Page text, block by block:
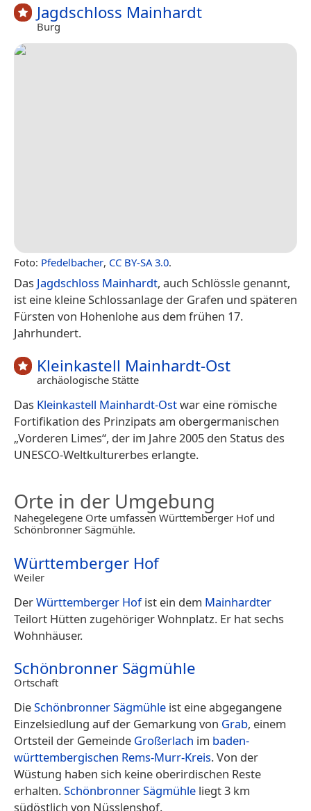
Jagdschloss Mainhardt
Burg
Foto: Pfedelbacher, CC BY-SA 3.0.
Das Jagdschloss Mainhardt, auch Schlössle genannt,
ist eine kleine Schlossanlage der Grafen und späteren
Fürsten von Hohenlohe aus dem frühen 17.
Jahrhundert.
Kleinkastell Mainhardt-Ost
archäologische Stätte
Das Kleinkastell Mainhardt-Ostwar eine römische
Fortifikation des Prinzipats am obergermanischen
„Vorderen Limes“, der im Jahre 2005 den Status des
UNESCO-Weltkulturerbes erlangte.
Orte in der Umgebung
Nahegelegene Orte umfassen Württemberger Hof und
Schönbronner Sägmühle.
Württemberger Hof
Weiler
DerWürttemberger Hofist ein dem Mainhardter
Teilort Hütten zugehöriger Wohnplatz. Er hat sechs
Wohnhäuser.
Schönbronner Sägmühle
Ortschaft
DieSchönbronner Sägmühle ist eine abgegangene
Einzelsiedlung auf der Gemarkung von Grab, einem
Ortsteil der Gemeinde Großerlach im baden-
württembergischen Rems-Murr-Kreis. Von der
Wüstung haben sich keine oberirdischen Reste
erhalten.Schönbronner Sägmühle liegt 3 km
südöstlich von Nüsslenshof.